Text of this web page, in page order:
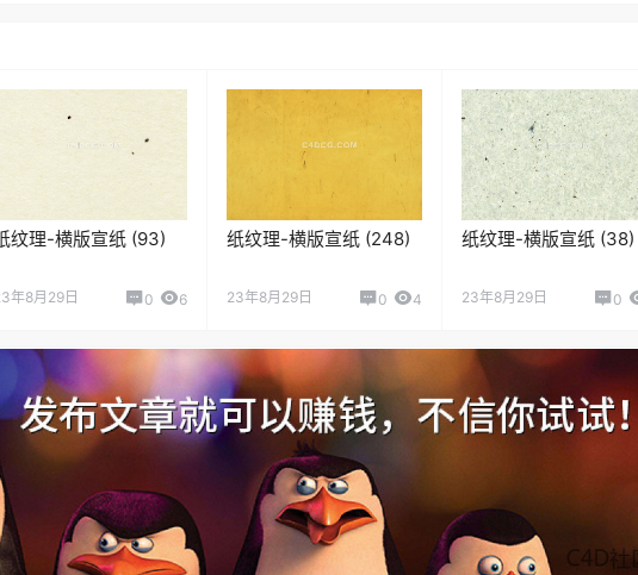
纹理-横版宣纸 (93)
年8月29日 0 6
纸纹理-横版宣纸 (248)
23年8月29日 0 4
纸纹理-横版宣纸 (38)
23年8月29日 0